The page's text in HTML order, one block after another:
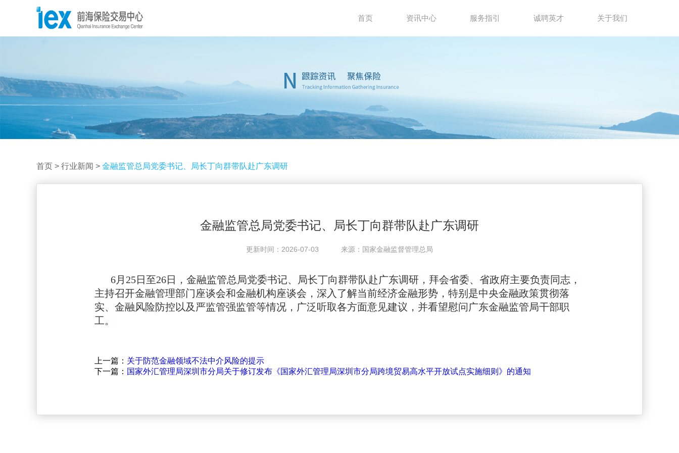
首页 资讯中心 服务指引 诚聘英才 关于我们
首页 > 行业新闻 > 金融监管总局党委书记、局长丁向群带队赴广东调研
金融监管总局党委书记、局长丁向群带队赴广东调研
更新时间：2026-07-03 来源：国家金融监督管理总局
6月25日至26日，金融监管总局党委书记、局长丁向群带队赴广东调研，拜会省委、省政府主要负责同志，
主持召开金融管理部门座谈会和金融机构座谈会，深入了解当前经济金融形势，特别是中央金融政策贯彻落
实、金融风险防控以及严监管强监管等情况，广泛听取各方面意见建议，并看望慰问广东金融监管局干部职
工。
上一篇： 关于防范金融领域不法中介风险的提示
下一篇： 国家外汇管理局深圳市分局关于修订发布《国家外汇管理局深圳市分局跨境贸易高水平开放试点实施细则》的通知